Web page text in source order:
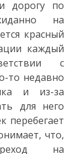
дорогу по
на
красный
каждый
с
то недавно
и из-за
для него
перебегает
что,
на